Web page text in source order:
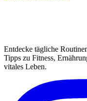
Entdecke tägliche
Tipps zu Fitness,
vitales Leben.